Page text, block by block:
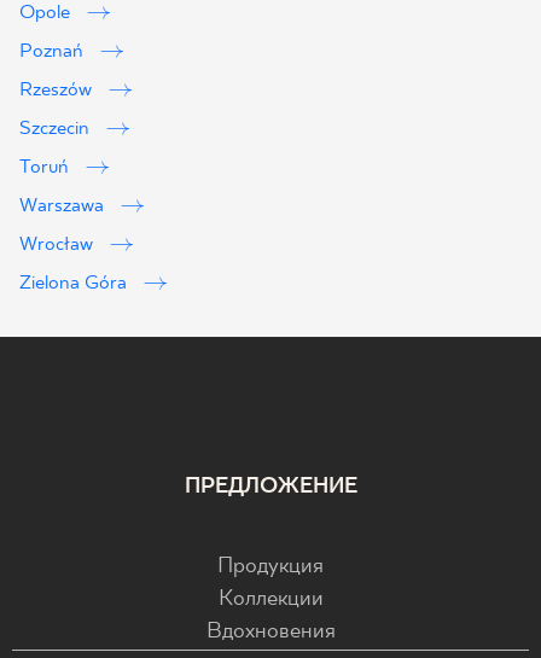
Opole
Poznań
Rzeszów
Szczecin
Toruń
Warszawa
Wrocław
Zielona Góra
ПРЕДЛОЖЕНИЕ
Продукция
Коллекции
Вдохновения